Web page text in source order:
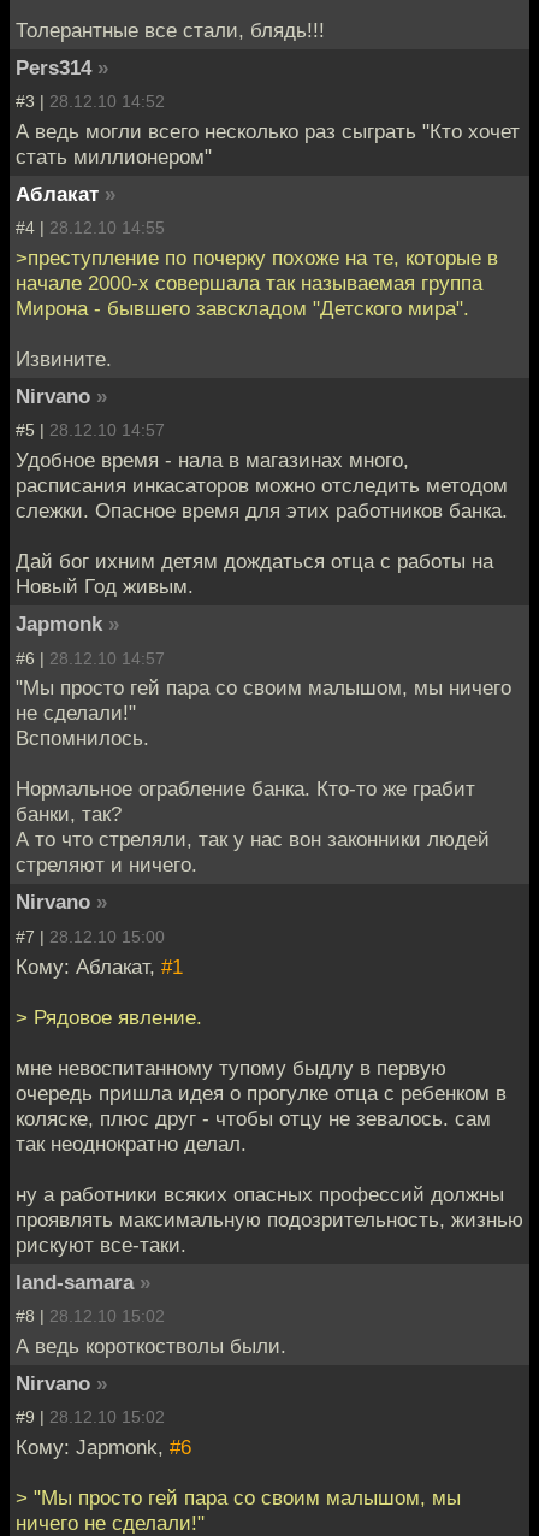
Толерантные все стали, блядь!!!
Pers314 »
#3 | 28.12.10 14:52
А ведь могли всего несколько раз сыграть "Кто хочет
стать миллионером"
Аблакат »
#4 | 28.12.10 14:55
>преступление по почерку похоже на те, которые в
начале 2000-х совершала так называемая группа
Мирона - бывшего завскладом "Детского мира".
Извините.
Nirvano »
#5 | 28.12.10 14:57
Удобное время - нала в магазинах много,
расписания инкасаторов можно отследить методом
слежки. Опасное время для этих работников банка.
Дай бог ихним детям дождаться отца с работы на
Новый Год живым.
Japmonk »
#6 | 28.12.10 14:57
"Мы просто гей пара со своим малышом, мы ничего
не сделали!"
Вспомнилось.
Нормальное ограбление банка. Кто-то же грабит
банки, так?
А то что стреляли, так у нас вон законники людей
стреляют и ничего.
Nirvano »
#7 | 28.12.10 15:00
Кому: Аблакат, #1
> Рядовое явление.
мне невоспитанному тупому быдлу в первую
очередь пришла идея о прогулке отца с ребенком в
коляске, плюс друг - чтобы отцу не зевалось. сам
так неоднократно делал.
ну а работники всяких опасных профессий должны
проявлять максимальную подозрительность, жизнью
рискуют все-таки.
land-samara »
#8 | 28.12.10 15:02
А ведь короткостволы были.
Nirvano »
#9 | 28.12.10 15:02
Кому: Japmonk, #6
> "Мы просто гей пара со своим малышом, мы
ничего не сделали!"